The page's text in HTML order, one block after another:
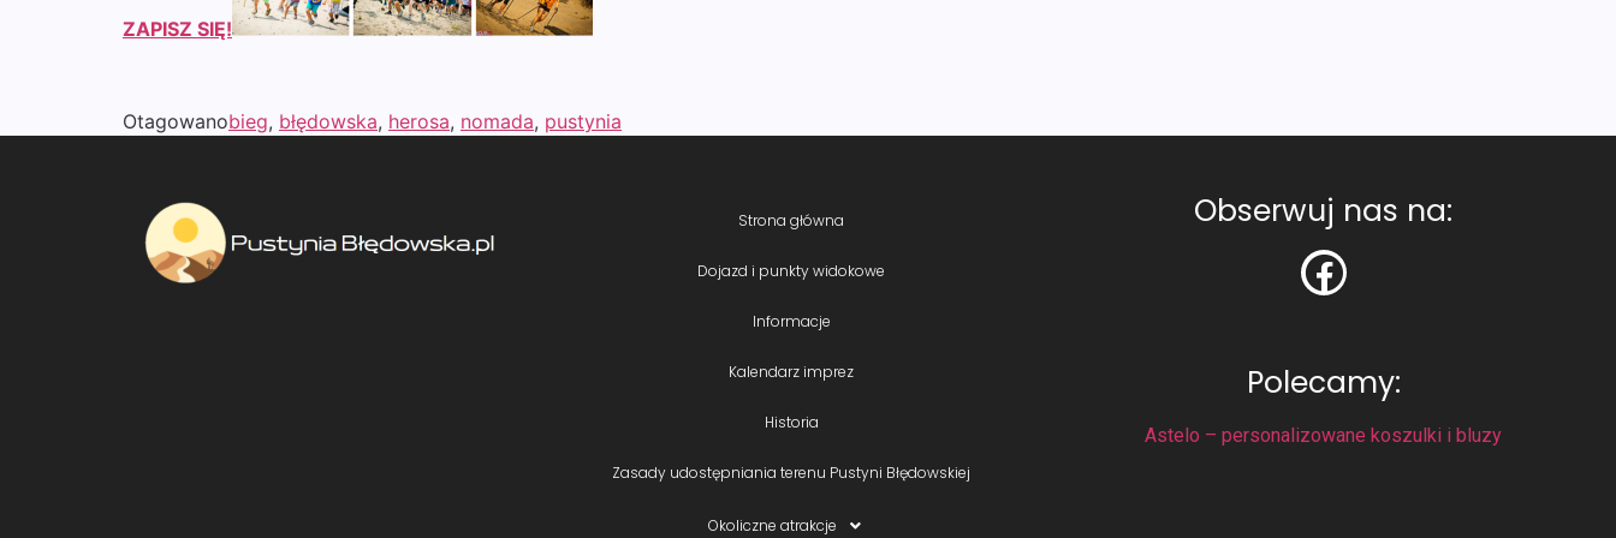
ZAPISZ SIĘ!
Otagowanobieg, błędowska, herosa, nomada, pustynia
Strona główna
Dojazd i punkty widokowe
Informacje
Kalendarz imprez
Historia
Zasady udostępniania terenu Pustyni Błędowskiej
Okoliczne atrakcje
Obserwuj nas na:
Polecamy:
Astelo – personalizowane koszulki i bluzy